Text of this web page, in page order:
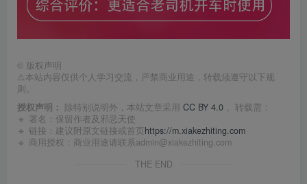
© 版权声明
⚠️本站内容仅供个人学习交流，严禁商业用途，转载须遵守以下规
则。
授权声明： 除特别说明外，本站文章采用 CC BY 4.0 ， 转载需：
🔹 署名：保留作者及 邪恶天使
🔹 链接：建议附原文链接或首页https://m.xiakezhiting.com
🔹 商用授权：商业用途请联系admin@xiakezhiting.com
THE END